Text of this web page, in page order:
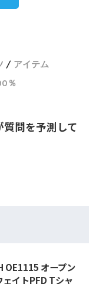
アイテム
％
問を予測して
OE1115 オープン
イトPFD Tシャ